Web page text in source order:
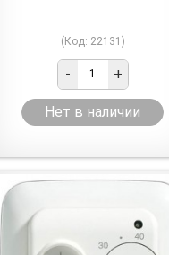
(Код: 22131)
- +
Нет в наличии